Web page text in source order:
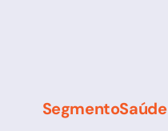
SegmentoSaúde